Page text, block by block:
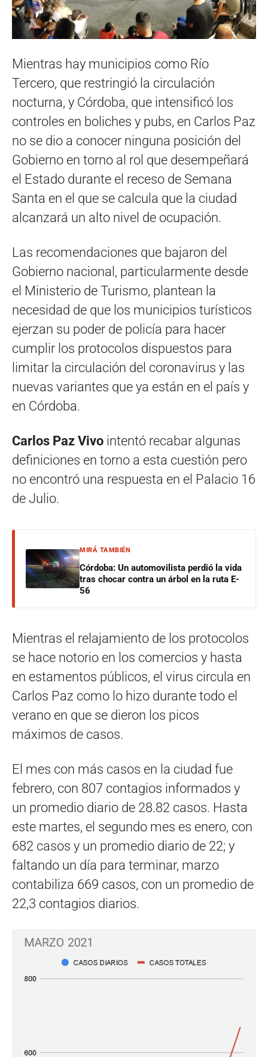
Mientras hay municipios como Río
Tercero, que restringió la circulación
nocturna, y Córdoba, que intensificó los
controles en boliches y pubs, en Carlos Paz
no se dio a conocer ninguna posición del
Gobierno en torno al rol que desempeñará
el Estado durante el receso de Semana
Santa en el que se calcula que la ciudad
alcanzará un alto nivel de ocupación.
Las recomendaciones que bajaron del
Gobierno nacional, particularmente desde
el Ministerio de Turismo, plantean la
necesidad de que los municipios turísticos
ejerzan su poder de policía para hacer
cumplir los protocolos dispuestos para
limitar la circulación del coronavirus y las
nuevas variantes que ya están en el país y
en Córdoba.
Carlos Paz Vivo intentó recabar algunas
definiciones en torno a esta cuestión pero
no encontró una respuesta en el Palacio 16
de Julio.
MIRÁ TAMBIÉN
Córdoba: Un automovilista perdió la vida
tras chocar contra un árbol en la ruta E-
56
Mientras el relajamiento de los protocolos
se hace notorio en los comercios y hasta
en estamentos públicos, el virus circula en
Carlos Paz como lo hizo durante todo el
verano en que se dieron los picos
máximos de casos.
El mes con más casos en la ciudad fue
febrero, con 807 contagios informados y
un promedio diario de 28.82 casos. Hasta
este martes, el segundo mes es enero, con
682 casos y un promedio diario de 22; y
faltando un día para terminar, marzo
contabiliza 669 casos, con un promedio de
22,3 contagios diarios.